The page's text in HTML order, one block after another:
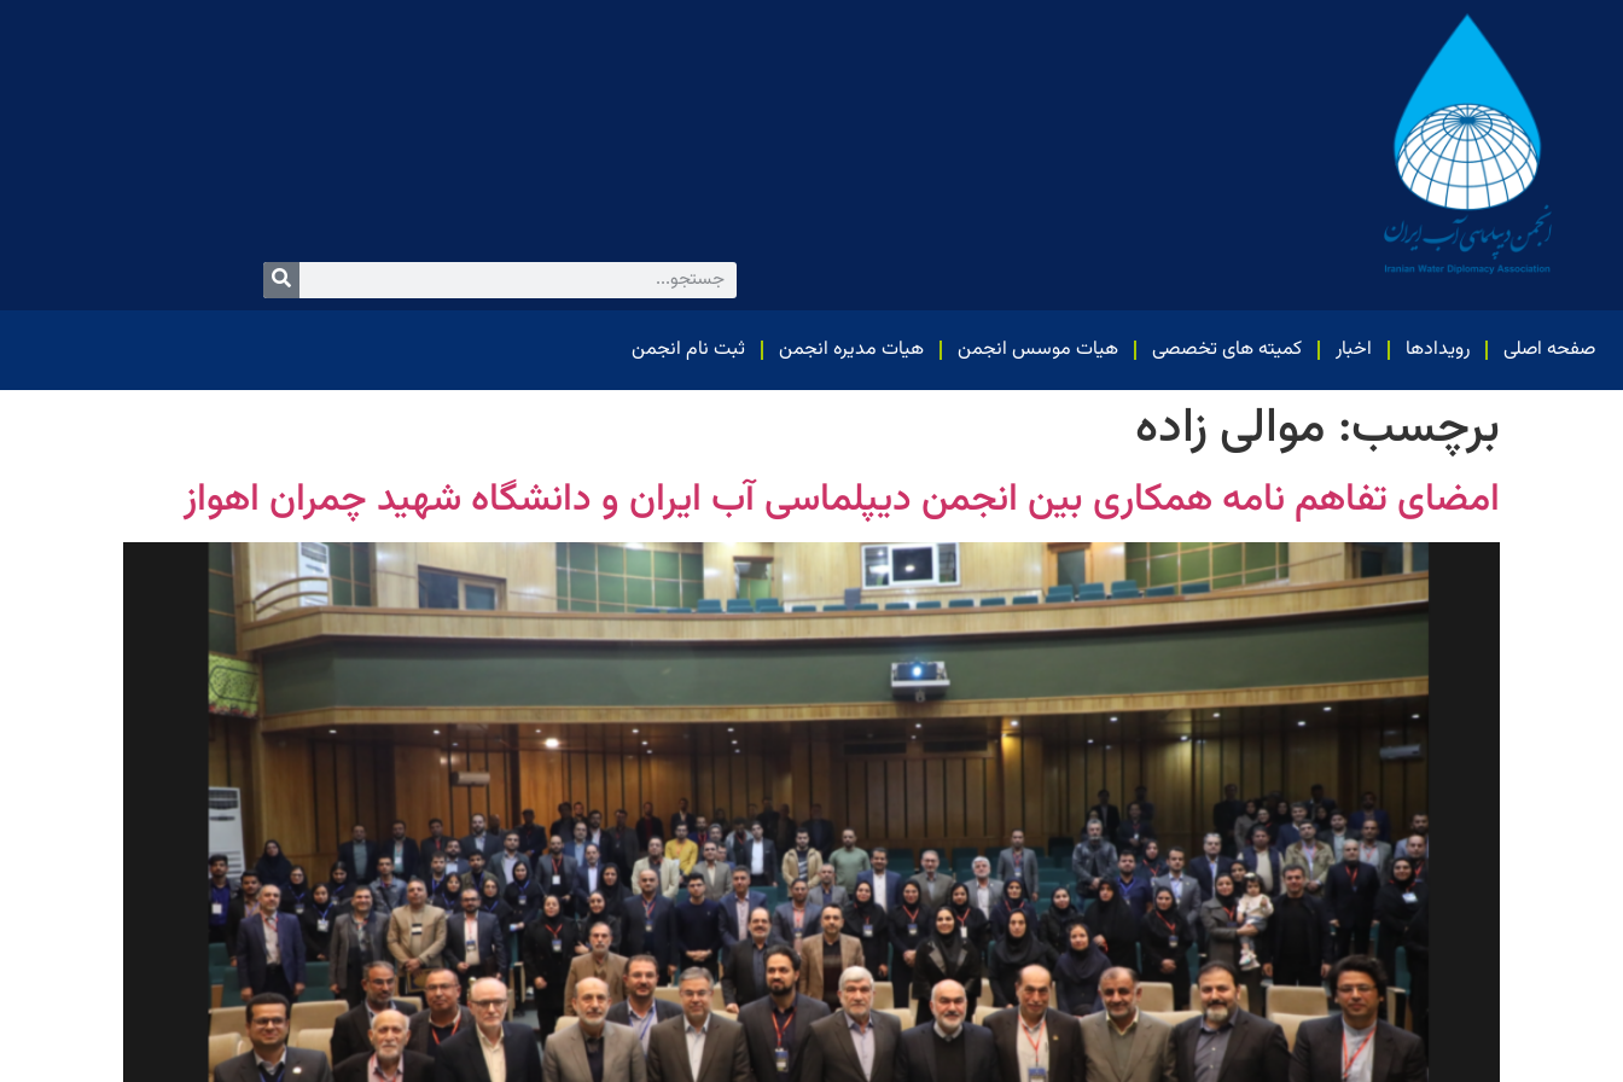
صفحه اصلی رویدادها اخبار کمیته های تخصصی هیات موسس انجمن هیات مدیره انجمن ثبت نام انجمن
برچسب: موالی زاده
امضای تفاهم نامه همکاری بین انجمن دیپلماسی آب ایران و دانشگاه شهید چمران اهواز